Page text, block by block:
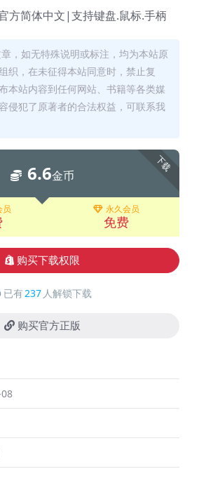
方简体中文|支持键盘.鼠标.手柄
，如无特殊说明或标注，均为本站原
织，在未征得本站同意时，禁止复
本站内容到任何网站、书籍等各类媒
侵犯了原著者的合法权益，可联系我
下载
6.6金币
员 永久会员
免费
购买下载权限
已有237 人解锁下载
购买官方正版